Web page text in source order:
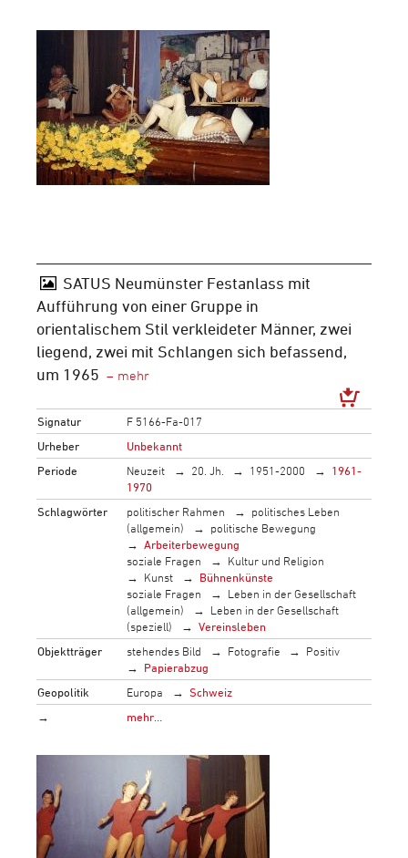
SATUS Neumünster Festanlass mit
Aufführung von einer Gruppe in
orientalischem Stil verkleideter Männer, zwei
liegend, zwei mit Schlangen sich befassend,
um 1965
Signatur
F 5166-Fa-017
Urheber
Unbekannt
Periode
Neuzeit 20. Jh. 1951-2000
1961-
1970
Schlagwörter
politischer Rahmen
politisches Leben
(allgemein)
politische Bewegung
Arbeiterbewegung
soziale Fragen
Kultur und Religion
Kunst
Bühnenkünste
soziale Fragen
Leben in der Gesellschaft
(allgemein)
Leben in der Gesellschaft
(speziell)
Vereinsleben
Objektträger
stehendes Bild Fotografie
Positiv
Papierabzug
Geopolitik
Europa
Schweiz
→
mehr…